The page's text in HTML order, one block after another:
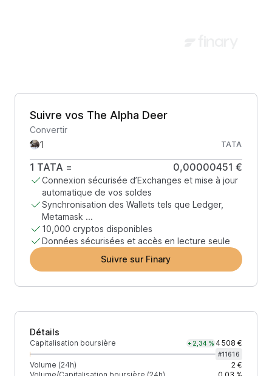
Suivre vos The Alpha Deer
Convertir
TATA
1 TATA = 0,00000451 €
Connexion sécurisée d’Exchanges et mise à jour
automatique de vos soldes
Synchronisation des Wallets tels que Ledger,
Metamask ...
10,000 cryptos disponibles
Données sécurisées et accès en lecture seule
Suivre sur Finary
Détails
Capitalisation boursière +2,34 % 4 508 €
#11616
Volume (24h)
2 €